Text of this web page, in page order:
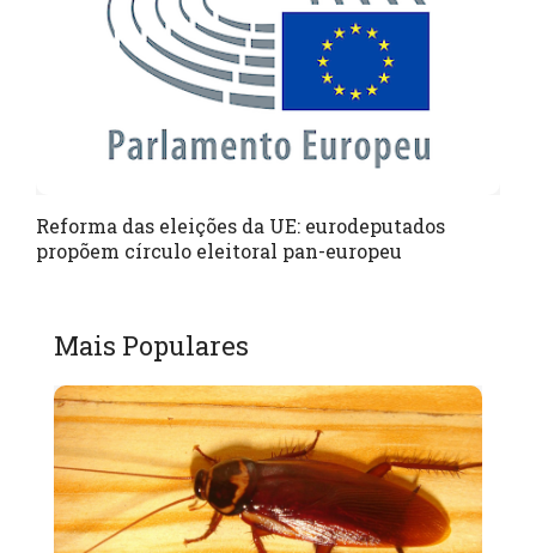
Reforma das eleições da UE: eurodeputados
propõem círculo eleitoral pan-europeu
Mais Populares